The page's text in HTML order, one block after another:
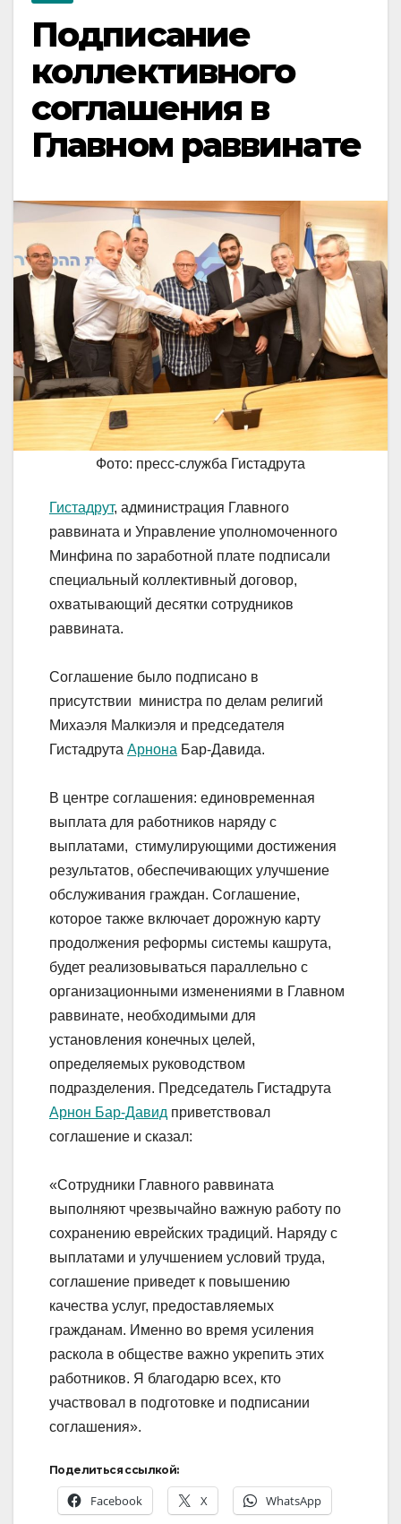
Подписание
коллективного
соглашения в
Главном раввинате
Фото: пресс-служба Гистадрута
Гистадрут, администрация Главного
раввината и Управление уполномоченного
Минфина по заработной плате подписали
специальный коллективный договор,
охватывающий десятки сотрудников
раввината.
Соглашение было подписано в
присутствии министра по делам религий
Михаэля Малкиэля и председателя
Гистадрута Арнона Бар-Давида.
В центре соглашения: единовременная
выплата для работников наряду с
выплатами, стимулирующими достижения
результатов, обеспечивающих улучшение
обслуживания граждан. Соглашение,
которое также включает дорожную карту
продолжения реформы системы кашрута,
будет реализовываться параллельно с
организационными изменениями в Главном
раввинате, необходимыми для
установления конечных целей,
определяемых руководством
подразделения. Председатель Гистадрута
Арнон Бар-Давид приветствовал
соглашение и сказал:
«Сотрудники Главного раввината
выполняют чрезвычайно важную работу по
сохранению еврейских традиций. Наряду с
выплатами и улучшением условий труда,
соглашение приведет к повышению
качества услуг, предоставляемых
гражданам. Именно во время усиления
раскола в обществе важно укрепить этих
работников. Я благодарю всех, кто
участвовал в подготовке и подписании
соглашения».
Поделиться ссылкой:
Facebook X WhatsApp